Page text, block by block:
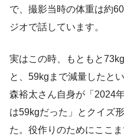
で、撮影当時の体重は約
ジオで話しています。
実はこの時、もともと
と、59kgまで減量したと
森裕太さん自身が「2024
は59kgだった」とクイズ
た。役作りのためにここ